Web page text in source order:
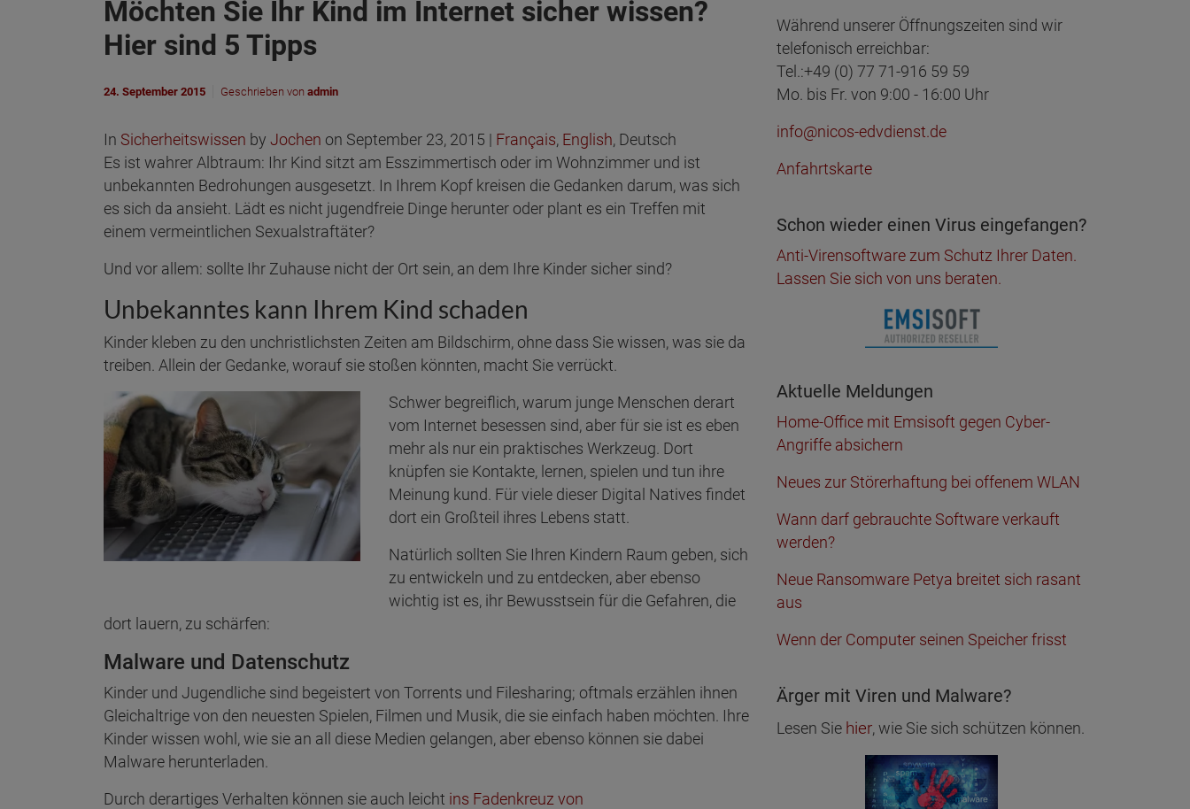
Möchten Sie Ihr Kind im Internet sicher wissen?
Hier sind 5 Tipps
24. September 2015 Geschrieben von admin
In Sicherheitswissen by Jochen on September 23, 2015 | Français, English, Deutsch
Es ist wahrer Albtraum: Ihr Kind sitzt am Esszimmertisch oder im Wohnzimmer und ist
unbekannten Bedrohungen ausgesetzt. In Ihrem Kopf kreisen die Gedanken darum, was sich
es sich da ansieht. Lädt es nicht jugendfreie Dinge herunter oder plant es ein Treffen mit
einem vermeintlichen Sexualstraftäter?
Und vor allem: sollte Ihr Zuhause nicht der Ort sein, an dem Ihre Kinder sicher sind?
Unbekanntes kann Ihrem Kind schaden
Kinder kleben zu den unchristlichsten Zeiten am Bildschirm, ohne dass Sie wissen, was sie da
treiben. Allein der Gedanke, worauf sie stoßen könnten, macht Sie verrückt.
Schwer begreiflich, warum junge Menschen derart
vom Internet besessen sind, aber für sie ist es eben
mehr als nur ein praktisches Werkzeug. Dort
knüpfen sie Kontakte, lernen, spielen und tun ihre
Meinung kund. Für viele dieser Digital Natives findet
dort ein Großteil ihres Lebens statt.
Natürlich sollten Sie Ihren Kindern Raum geben, sich
zu entwickeln und zu entdecken, aber ebenso
wichtig ist es, ihr Bewusstsein für die Gefahren, die
dort lauern, zu schärfen:
Malware und Datenschutz
Kinder und Jugendliche sind begeistert von Torrents und Filesharing; oftmals erzählen ihnen
Gleichaltrige von den neuesten Spielen, Filmen und Musik, die sie einfach haben möchten. Ihre
Kinder wissen wohl, wie sie an all diese Medien gelangen, aber ebenso können sie dabei
Malware herunterladen.
Durch derartiges Verhalten können sie auch leicht ins Fadenkreuz von
Während unserer Öffnungszeiten sind wir
telefonisch erreichbar:
Tel.:+49 (0) 77 71-916 59 59
Mo. bis Fr. von 9:00 - 16:00 Uhr
info@nicos-edvdienst.de
Anfahrtskarte
Schon wieder einen Virus eingefangen?
Anti-Virensoftware zum Schutz Ihrer Daten.
Lassen Sie sich von uns beraten.
Aktuelle Meldungen
Home-Office mit Emsisoft gegen Cyber-
Angriffe absichern
Neues zur Störerhaftung bei offenem WLAN
Wann darf gebrauchte Software verkauft
werden?
Neue Ransomware Petya breitet sich rasant
aus
Wenn der Computer seinen Speicher frisst
Ärger mit Viren und Malware?
Lesen Sie hier, wie Sie sich schützen können.